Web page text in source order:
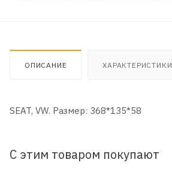
ОПИСАНИЕ ХАРАКТЕРИСТИКИ
SEAT, VW. Размер: 368*135*58
С этим товаром покупают